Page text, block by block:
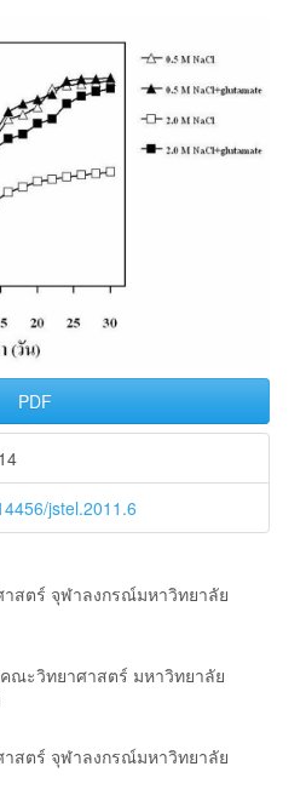
PDF
jstel.2011.6
สตร์ จุฬาลงกรณ์มหาวิทยาลัย
ณะวิทยาศาสตร์ มหาวิทยาลัย
สตร์ จุฬาลงกรณ์มหาวิทยาลัย